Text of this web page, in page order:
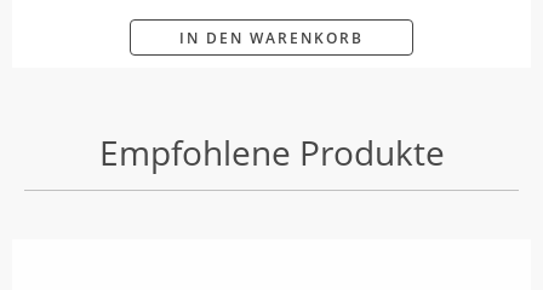
IN DEN WARENKORB
Empfohlene Produkte